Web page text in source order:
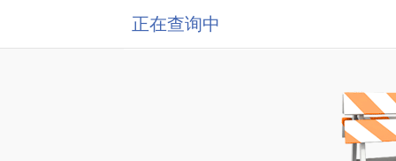
正在查询中